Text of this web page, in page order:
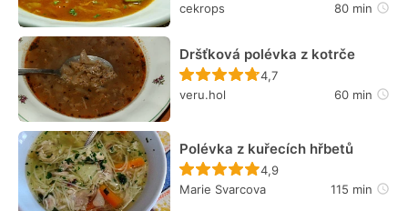
cekrops
80 min
Dršťková polévka z kotrče
Recept ještě nebyl
4,7
veru.hol
60 min
Polévka z kuřecích hřbetů
Recept ještě nebyl
4,9
Marie Svarcova
115 min